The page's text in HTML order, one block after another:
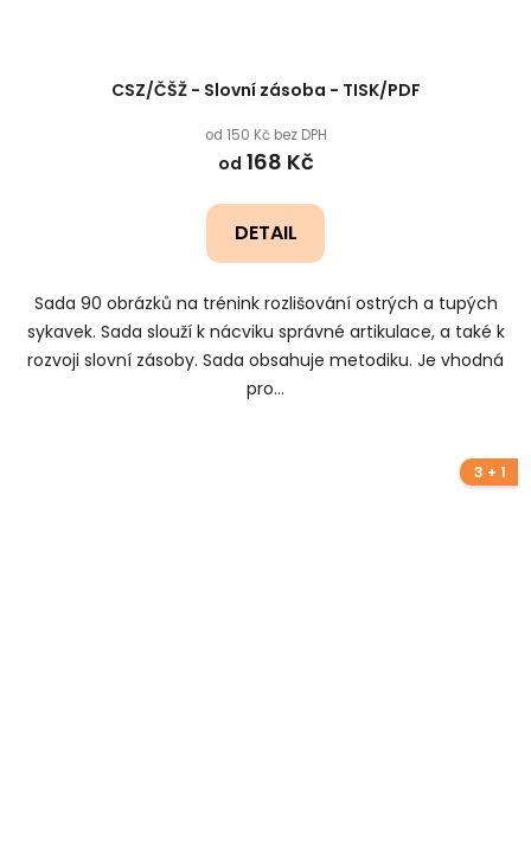
CSZ/ČŠŽ - Slovní zásoba - TISK/PDF
od 150 Kč bez DPH
od 168 Kč
DETAIL
Sada 90 obrázků na trénink rozlišování ostrých a tupých
sykavek. Sada slouží k nácviku správné artikulace, a také k
rozvoji slovní zásoby. Sada obsahuje metodiku. Je vhodná
pro...
3 + 1